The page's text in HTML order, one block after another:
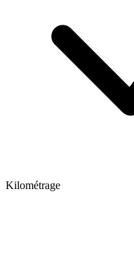
Kilométrage